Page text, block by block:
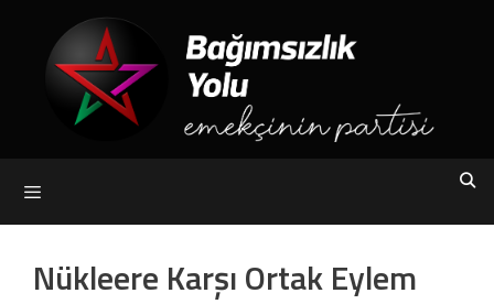
content
Nükleere Karşı Ortak Eylem